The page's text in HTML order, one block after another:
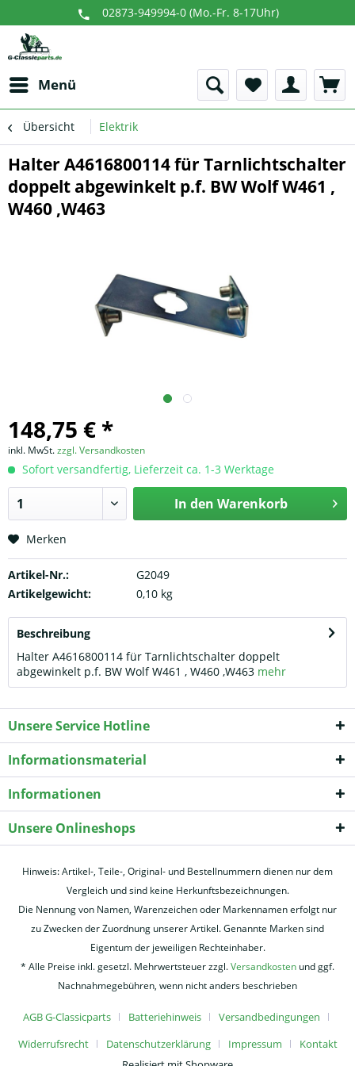
02873-949994-0 (Mo.-Fr. 8-17Uhr)
Menü
Übersicht Elektrik
Halter A4616800114 für Tarnlichtschalter
doppelt abgewinkelt p.f. BW Wolf W461 ,
W460 ,W463
148,75 € *
inkl. MwSt.zzgl. Versandkosten
Sofort versandfertig, Lieferzeit ca. 1-3 Werktage
In den Warenkorb
Merken
Artikel-Nr.:
G2049
Artikelgewicht:
0,10 kg
Beschreibung
Halter A4616800114 für Tarnlichtschalter doppelt
abgewinkelt p.f. BW Wolf W461 , W460 ,W463 mehr
Unsere Service Hotline
Informationsmaterial
Informationen
Unsere Onlineshops
Hinweis: Artikel-, Teile-, Original- und Bestellnummern dienen nur dem
Vergleich und sind keine Herkunftsbezeichnungen.
Die Nennung von Namen, Warenzeichen oder Markennamen erfolgt nur
zu Zwecken der Zuordnung unserer Artikel. Genannte Marken sind
Eigentum der jeweiligen Rechteinhaber.
* Alle Preise inkl. gesetzl. Mehrwertsteuer zzgl.Versandkosten und ggf.
Nachnahmegebühren, wenn nicht anders beschrieben
AGB G-Classicparts Batteriehinweis
Versandbedingungen
Widerrufsrecht
Datenschutzerklärung Impressum
Kontakt